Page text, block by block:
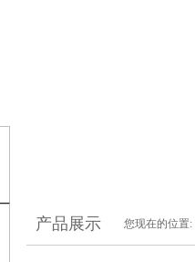
产品展示 您现在的位置: